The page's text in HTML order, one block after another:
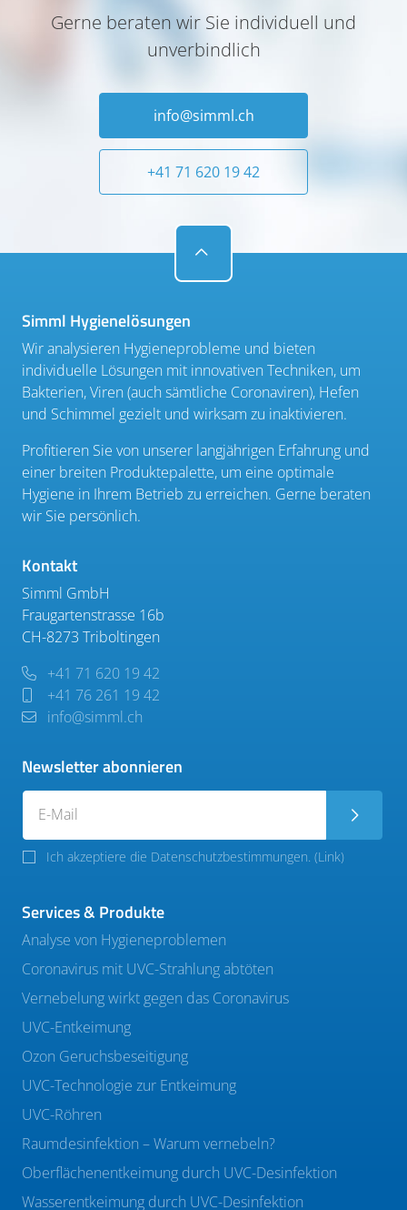
Gerne beraten wir Sie individuell und
unverbindlich
info@simml.ch
+41 71 620 19 42
Simml Hygienelösungen
Wir analysieren Hygieneprobleme und bieten
individuelle Lösungen mit innovativen Techniken, um
Bakterien, Viren (auch sämtliche Coronaviren), Hefen
und Schimmel gezielt und wirksam zu inaktivieren.
Profitieren Sie von unserer langjährigen Erfahrung und
einer breiten Produktepalette, um eine optimale
Hygiene in Ihrem Betrieb zu erreichen. Gerne beraten
wir Sie persönlich.
Kontakt
Simml GmbH
Fraugartenstrasse 16b
CH-8273 Triboltingen
+41 71 620 19 42
+41 76 261 19 42
info@simml.ch
Newsletter abonnieren
Ich akzeptiere die Datenschutzbestimmungen. (Link)
Services & Produkte
Analyse von Hygieneproblemen
Coronavirus mit UVC-Strahlung abtöten
Vernebelung wirkt gegen das Coronavirus
UVC-Entkeimung
Ozon Geruchsbeseitigung
UVC-Technologie zur Entkeimung
UVC-Röhren
Raumdesinfektion – Warum vernebeln?
Oberflächenentkeimung durch UVC-Desinfektion
Wasserentkeimung durch UVC-Desinfektion